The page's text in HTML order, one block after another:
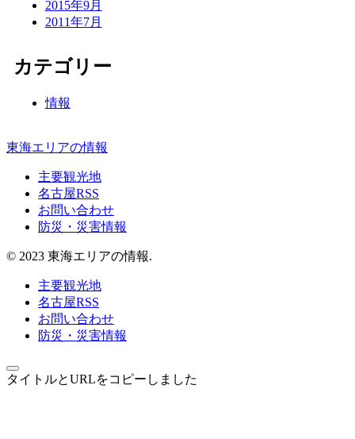
2015年9月
2011年7月
カテゴリー
情報
東海エリアの情報
主要観光地
名古屋RSS
お問い合わせ
防災・災害情報
© 2023 東海エリアの情報.
主要観光地
名古屋RSS
お問い合わせ
防災・災害情報
タイトルとURLをコピーしました